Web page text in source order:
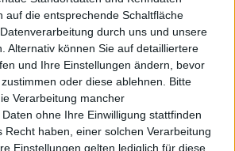
auf die entsprechende Schaltfläche
durch uns und unsere
Alternativ können Sie auf detailliertere
und Ihre Einstellungen ändern, bevor
oder diese ablehnen.
Bitte
Verarbeitung mancher
ohne Ihre Einwilligung stattfinden
Recht haben, einer solchen Verarbeitung
Einstellungen gelten lediglich für diese